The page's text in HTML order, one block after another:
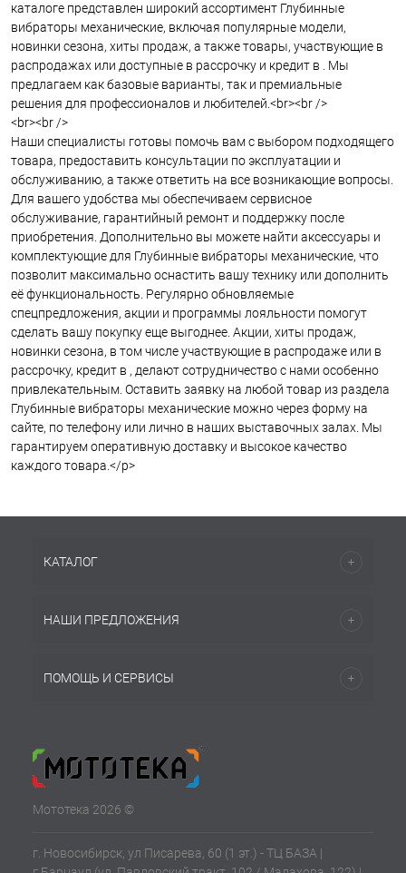
каталоге представлен широкий ассортимент Глубинные
вибраторы механические, включая популярные модели,
новинки сезона, хиты продаж, а также товары, участвующие в
распродажах или доступные в рассрочку и кредит в . Мы
предлагаем как базовые варианты, так и премиальные
решения для профессионалов и любителей.<br><br />
<br><br />
Наши специалисты готовы помочь вам с выбором подходящего
товара, предоставить консультации по эксплуатации и
обслуживанию, а также ответить на все возникающие вопросы.
Для вашего удобства мы обеспечиваем сервисное
обслуживание, гарантийный ремонт и поддержку после
приобретения. Дополнительно вы можете найти аксессуары и
комплектующие для Глубинные вибраторы механические, что
позволит максимально оснастить вашу технику или дополнить
её функциональность. Регулярно обновляемые
спецпредложения, акции и программы лояльности помогут
сделать вашу покупку еще выгоднее. Акции, хиты продаж,
новинки сезона, в том числе участвующие в распродаже или в
рассрочку, кредит в , делают сотрудничество с нами особенно
привлекательным. Оставить заявку на любой товар из раздела
Глубинные вибраторы механические можно через форму на
сайте, по телефону или лично в наших выставочных залах. Мы
гарантируем оперативную доставку и высокое качество
каждого товара.</p>
КАТАЛОГ
НАШИ ПРЕДЛОЖЕНИЯ
ПОМОЩЬ И СЕРВИСЫ
Мототека 2026 ©
г. Новосибирск, ул Писарева, 60 (1 эт.) - ТЦ БАЗА |